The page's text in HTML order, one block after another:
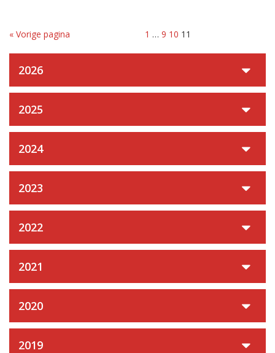
« Vorige pagina 1 … 9 10 11
2026
2025
2024
2023
2022
2021
2020
2019